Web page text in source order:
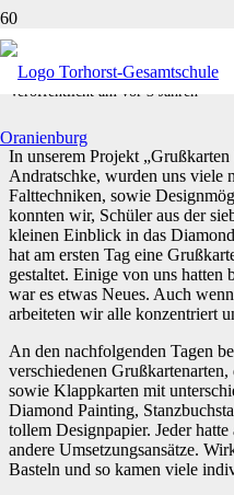
Auf die
Veröffentlicht am vor 3 Jahren
In unserem Projekt
Andratschke, wurden uns viele
Falttechniken, sowie
konnten wir, Schüler aus der
kleinen Einblick in das
hat am ersten Tag eine
gestaltet. Einige von uns hatten
war es etwas Neues. Auch
arbeiteten wir alle konzentriert
An den nachfolgenden Tagen
verschiedenen
sowie Klappkarten mit
Diamond Painting,
tollem Designpapier. Jeder
andere Umsetzungsansätze.
Basteln und so kamen viele